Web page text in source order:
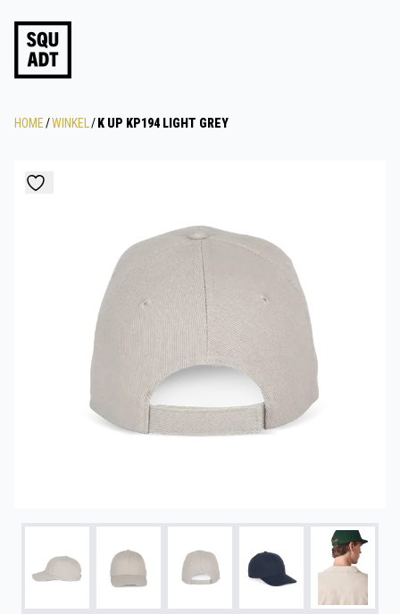
HOME/WINKEL / K UP KP194 LIGHT GREY